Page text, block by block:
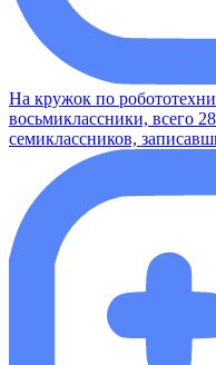
На кружок по
восьмиклассники, всего
семиклассников,